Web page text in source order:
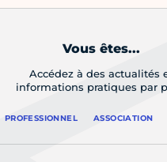
Vous êtes...
Accédez à des actualités
informations pratiques par
PROFESSIONNEL ASSOCIATION